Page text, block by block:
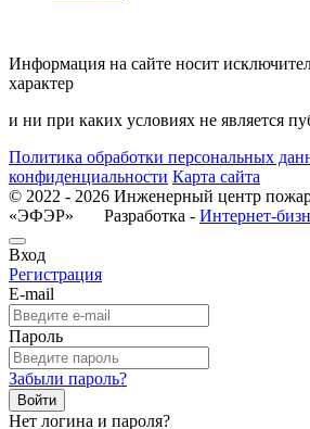
Информация на сайте носит
характер
и ни при каких условиях не является
Политика обработки персональных
конфиденциальности Карта сайта
© 2022 - 2026 Инженерный центр
«ЭФЭР» Разработка - Интернет-
Вход
Регистрация
E-mail
Пароль
Забыли пароль?
Войти
Нет логина и пароля?